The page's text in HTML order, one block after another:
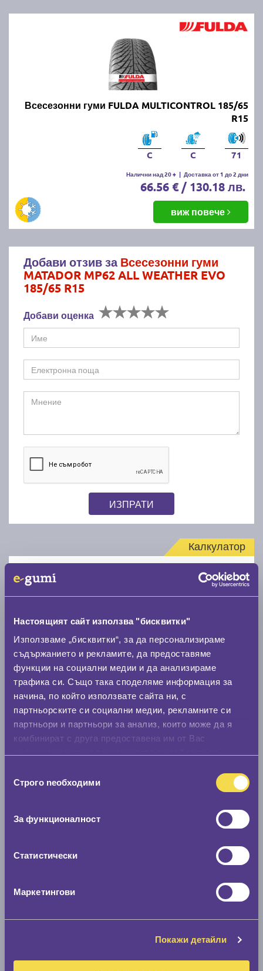
Настоящият сайт използва "бисквитки"
Използваме „бисквитки“, за да персонализираме
съдържанието и рекламите, да предоставяме
функции на социални медии и да анализираме
трафика си. Също така споделяме информация за
начина, по който използвате сайта ни, с
партньорските си социални медии, рекламните си
партньори и партньори за анализ, които може да я
комбинират с друга предоставена им от Вас
наСтрого nеобходими
За функционалност
Статистически
Маркетингови
Покажи детайли
Всесезонни гуми FULDA MULTICONTROL 185/65
R15
C C 71
Налични над 20 + | Доставка от 1 до 2 дни
66.56 € / 130.18 лв.
виж повече
Добави отзив заВсесезонни гуми
MATADOR MP62 ALL WEATHER EVO
185/65 R15
Добави оценка
ИЗПРАТИ
Калкулатор
Нов размер